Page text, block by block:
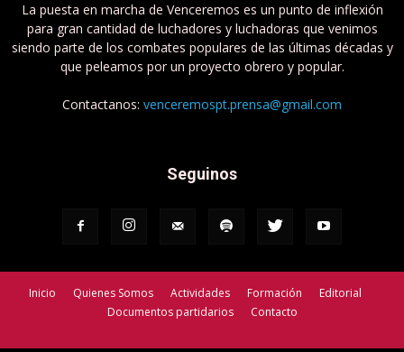
La puesta en marcha de Venceremos es un punto de inflexión
para gran cantidad de luchadores y luchadoras que venimos
siendo parte de los combates populares de las últimas décadas y
que peleamos por un proyecto obrero y popular.
Contactanos: venceremospt.prensa@gmail.com
Seguinos
Inicio Quienes Somos Actividades Formación
Editorial
Documentos partidarios
Contacto